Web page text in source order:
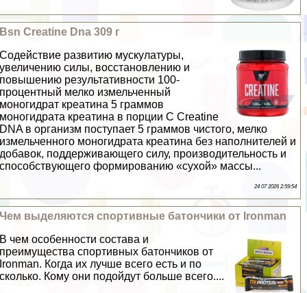
Bsn Creatine Dna 309 г
Содействие развитию мускулатуры,
увеличению силы, восстановлению и
повышению результативности 100-
процентный мелко измельченный
моногидрат креатина 5 граммов
моногидрата креатина в порции С Creatine
DNA в организм поступает 5 граммов чистого, мелко
измельченного моногидрата креатина без наполнителей и
добавок, поддерживающего силу, производительность и
способствующего формированию «сухой» массы...
24 07 2026 2:59:54
Чем выделяются спортивные батончики от Ironman
В чем особенности состава и
преимущества спортивных батончиков от
Ironman. Когда их лучше всего есть и по
сколько. Кому они подойдут больше всего....